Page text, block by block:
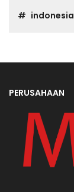
indonesia
PERUSAHAAN